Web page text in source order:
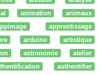
animation
animaux
apprentissage
arduino
artistique
astronomie
atelier
authentifier